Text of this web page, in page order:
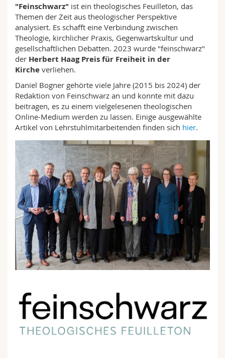
"Feinschwarz" ist ein theologisches Feuilleton, das
Themen der Zeit aus theologischer Perspektive
analysiert. Es schafft eine Verbindung zwischen
Theologie, kirchlicher Praxis, Gegenwartskultur und
gesellschaftlichen Debatten. 2023 wurde "feinschwarz"
der Herbert Haag Preis für Freiheit in der
Kirche verliehen.
Daniel Bogner gehörte viele Jahre (2015 bis 2024) der
Redaktion von Feinschwarz an und konnte mit dazu
beitragen, es zu einem vielgelesenen theologischen
Online-Medium werden zu lassen. Einige ausgewählte
Artikel von Lehrstuhlmitarbeitenden finden sich hier.